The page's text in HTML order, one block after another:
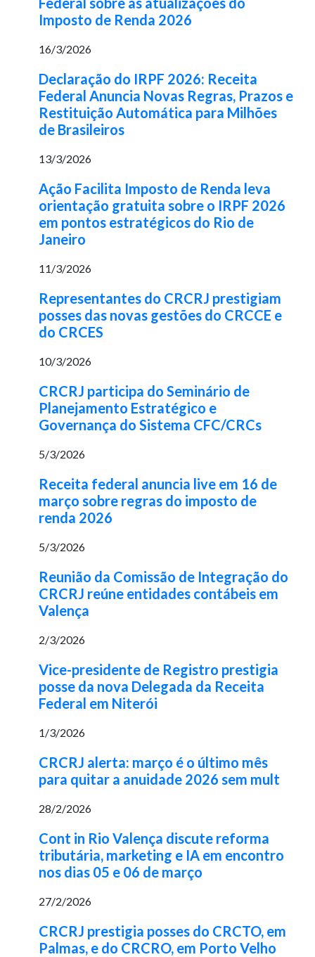
Imposto de Renda 2026
16/3/2026
Declaração do IRPF 2026: Receita
Federal Anuncia Novas Regras, Prazos e
Restituição Automática para Milhões
de Brasileiros
13/3/2026
Ação Facilita Imposto de Renda leva
orientação gratuita sobre o IRPF 2026
em pontos estratégicos do Rio de
Janeiro
11/3/2026
Representantes do CRCRJ prestigiam
posses das novas gestões do CRCCE e
do CRCES
10/3/2026
CRCRJ participa do Seminário de
Planejamento Estratégico e
Governança do Sistema CFC/CRCs
5/3/2026
Receita federal anuncia live em 16 de
março sobre regras do imposto de
renda 2026
5/3/2026
Reunião da Comissão de Integração do
CRCRJ reúne entidades contábeis em
Valença
2/3/2026
Vice-presidente de Registro prestigia
posse da nova Delegada da Receita
Federal em Niterói
1/3/2026
CRCRJ alerta: março é o último mês
para quitar a anuidade 2026 sem mult
28/2/2026
Cont in Rio Valença discute reforma
tributária, marketing e IA em encontro
nos dias 05 e 06 de março
27/2/2026
CRCRJ prestigia posses do CRCTO, em
Palmas, e do CRCRO, em Porto Velho